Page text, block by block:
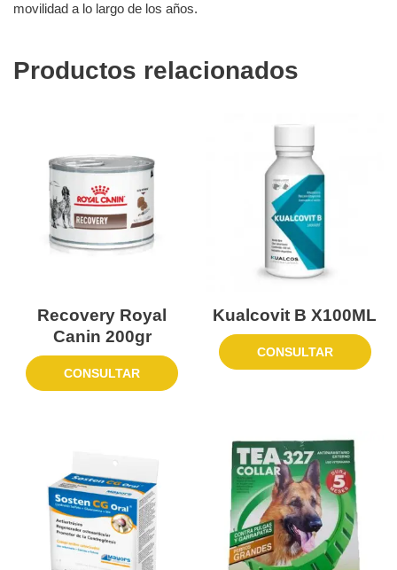
movilidad a lo largo de los años.
Productos relacionados
Recovery Royal
Canin 200gr
CONSULTAR
Kualcovit B X100ML
CONSULTAR